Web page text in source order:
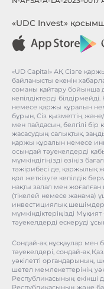
«UDC Invest»
«UD Capital» АҚ Сізге
байланысты екенін
соманы қайтару бойынша
кепілдіктерді
немесе қаржы құралын
бұрын, Сіз қызметтің
мен пайдасын, белгілі бір
жасасудың салықтық,
қаржы құралын немесе
осындай тәуекелдерді
мүмкіндігіңізді өзіңіз
тәжірибесі де, қаржылық
қол жеткізуге кепілдік
нақты залал мен жоғалған
(тікелей немесе жанама)
инвестициялық
мүмкіндіктеріңізді
тәуекелдерді ескеруді
Сондай-ақ нұсқаулар мен
тәуекелдері, сондай-ақ
уәкілетті органдарының,
шетел мемлекеттерінің
Республикасының екінші